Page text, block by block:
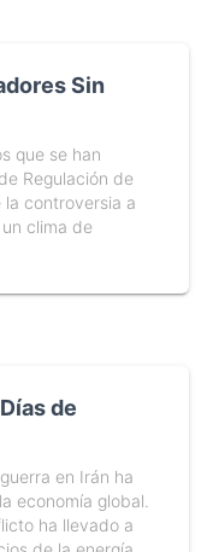
Sin
que se han
Regulación de
la controversia a
clima de
de
en Irán ha
economía global.
ha llevado a